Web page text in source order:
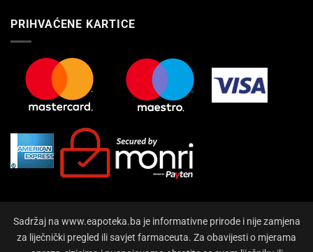
PRIHVAĆENE KARTICE
Sadržaj na www.eapoteka.ba je informativne prirode i nije zamjena
za liječnički pregled ili savjet farmaceuta. Za obavijesti o mjerama